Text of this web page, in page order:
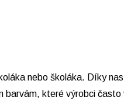
nebo školáka. Díky
které výrobci